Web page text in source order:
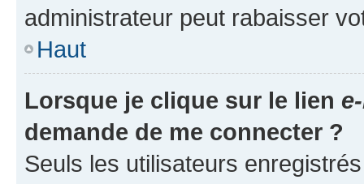
administrateur peut rabaisser
Haut
Lorsque je clique sur le lien
demande de me connecter ?
Seuls les utilisateurs